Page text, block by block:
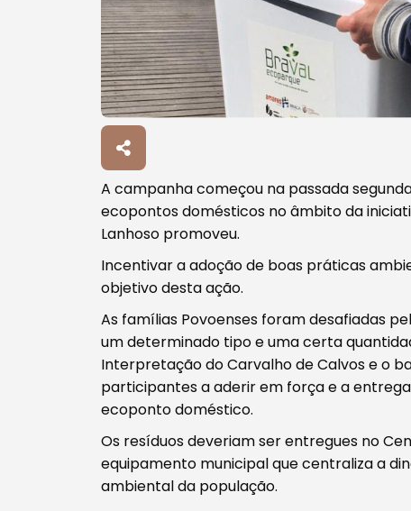
Tipo de conteúdo
Filtros
A campanha começou na passada
ecopontos domésticos no âmbito da
Lanhoso promoveu.
Incentivar a adoção de boas práticas
objetivo desta ação.
As famílias Povoenses foram desafiadas
um determinado tipo e uma certa
Interpretação do Carvalho de Calvos e o
participantes a aderir em força e a
ecoponto doméstico.
Os resíduos deveriam ser entregues no
equipamento municipal que centraliza a
ambiental da população.